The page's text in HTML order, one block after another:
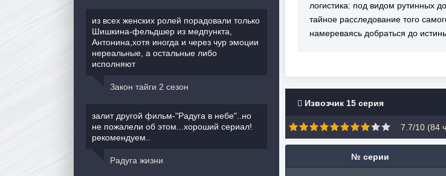
логистика: под видом рутинных
тайное расследование того
намереваясь добраться до
Извозчик 15 серия
7.7/10 (84
№ серии
из всех женских ролей порадовали только
Шишкина-фельдшер из медпункта,
Антонина,хотя иногда и через чур эмоции
нереальные, а остальные либо
исполняют
Закон тайги 2 сезон
залит другой фильм-"Радуга в небе"..но
не пожалели об этом...хороший сериал!
рекомендуем..
Радуга жизни